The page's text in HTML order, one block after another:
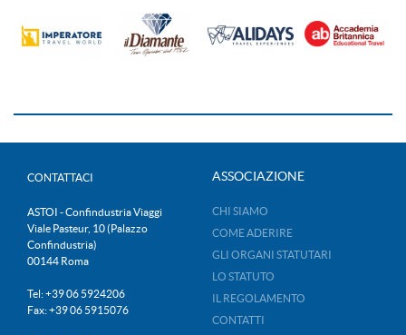
CONTATTACI
ASTOI - Confindustria Viaggi
Viale Pasteur, 10 (Palazzo
Confindustria)
00144 Roma
Tel: +39 06 5924206
Fax: +39 06 5915076
ASSOCIAZIONE
CHI SIAMO
COME ADERIRE
GLI ORGANI STATUTARI
LO STATUTO
IL REGOLAMENTO
CONTATTI